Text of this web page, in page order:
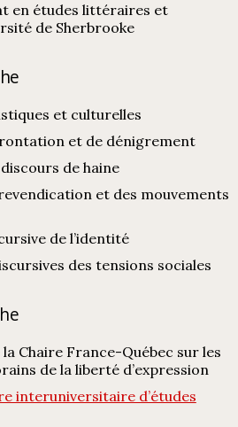
en études littéraires et
de Sherbrooke
et culturelles
et de dénigrement
de haine
et des mouvements
de l’identité
des tensions sociales
Chaire France-Québec sur les
de la liberté d’expression
interuniversitaire d’études